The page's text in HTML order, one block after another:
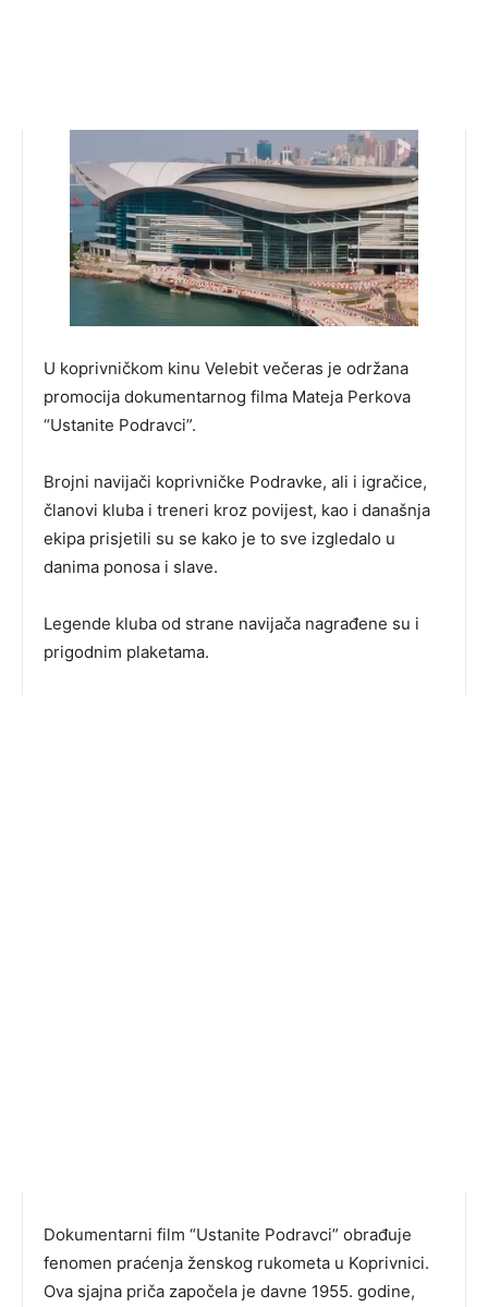
U koprivničkom kinu Velebit večeras je održana
promocija dokumentarnog filma Mateja Perkova
“Ustanite Podravci”.
Brojni navijači koprivničke Podravke, ali i igračice,
članovi kluba i treneri kroz povijest, kao i današnja
ekipa prisjetili su se kako je to sve izgledalo u
danima ponosa i slave.
Legende kluba od strane navijača nagrađene su i
prigodnim plaketama.
Dokumentarni film “Ustanite Podravci” obrađuje
fenomen praćenja ženskog rukometa u Koprivnici.
Ova sjajna priča započela je davne 1955. godine,